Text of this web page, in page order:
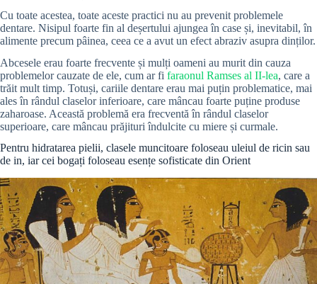
Cu toate acestea, toate aceste practici nu au prevenit problemele
dentare. Nisipul foarte fin al deșertului ajungea în case și, inevitabil, în
alimente precum pâinea, ceea ce a avut un efect abraziv asupra dinților.
Abcesele erau foarte frecvente și mulți oameni au murit din cauza
problemelor cauzate de ele, cum ar fi faraonul Ramses al II-lea, care a
trăit mult timp. Totuși, cariile dentare erau mai puțin problematice, mai
ales în rândul claselor inferioare, care mâncau foarte puține produse
zaharoase. Această problemă era frecventă în rândul claselor
superioare, care mâncau prăjituri îndulcite cu miere și curmale.
Pentru hidratarea pielii, clasele muncitoare foloseau uleiul de ricin sau
de in, iar cei bogați foloseau esențe sofisticate din Orient